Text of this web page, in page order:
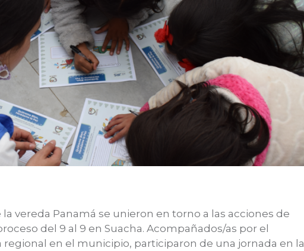
vereda Panamá se unieron en torno a las acciones de
del 9 al 9 en Suacha. Acompañados/as por el
en el municipio, participaron de una jornada en la